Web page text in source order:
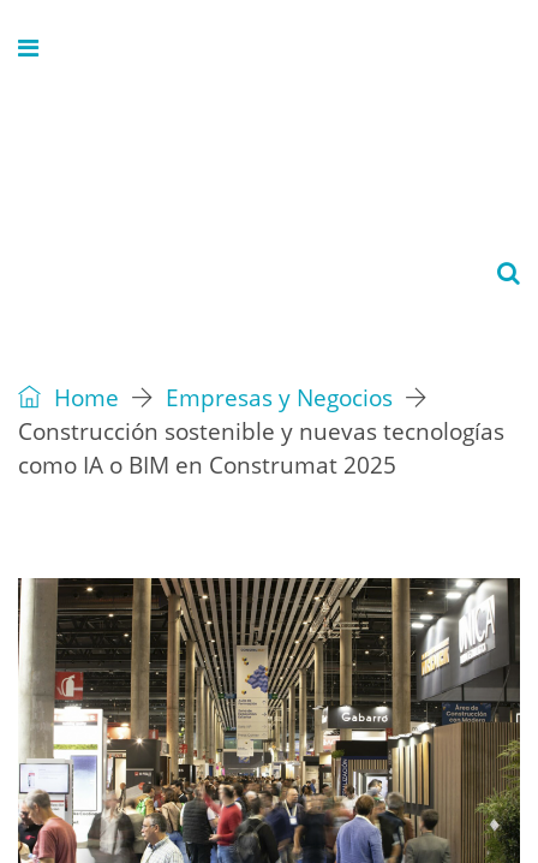
Home
Empresas y Negocios
Construcción sostenible y nuevas tecnologías
como IA o BIM en Construmat 2025